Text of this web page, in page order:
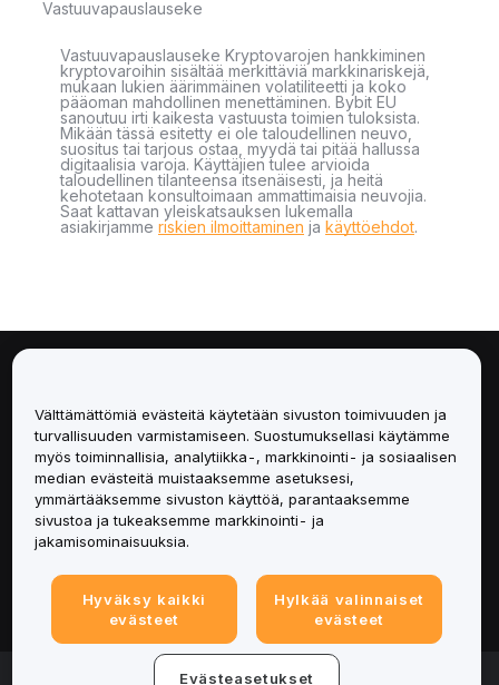
Vastuuvapauslauseke
Vastuuvapauslauseke Kryptovarojen hankkiminen
kryptovaroihin sisältää merkittäviä markkinariskejä,
mukaan lukien äärimmäinen volatiliteetti ja koko
pääoman mahdollinen menettäminen. Bybit EU
sanoutuu irti kaikesta vastuusta toimien tuloksista.
Mikään tässä esitetty ei ole taloudellinen neuvo,
suositus tai tarjous ostaa, myydä tai pitää hallussa
digitaalisia varoja. Käyttäjien tulee arvioida
taloudellinen tilanteensa itsenäisesti, ja heitä
kehotetaan konsultoimaan ammattimaisia neuvojia.
Saat kattavan yleiskatsauksen lukemalla
asiakirjamme riskien ilmoittaminen ja käyttöehdot.
Palvelut
Tuki
Tuotteet
Lakiasiat
© 2025-2026 Bybit.eu. All rights reserved.
Välttämättömiä evästeitä käytetään sivuston toimivuuden ja
turvallisuuden varmistamiseen. Suostumuksellasi käytämme
myös toiminnallisia, analytiikka-, markkinointi- ja sosiaalisen
median evästeitä muistaaksemme asetuksesi,
ymmärtääksemme sivuston käyttöä, parantaaksemme
sivustoa ja tukeaksemme markkinointi- ja
jakamisominaisuuksia.
Hyväksy kaikki
evästeet
Hylkää valinnaiset
evästeet
Evästeasetukset